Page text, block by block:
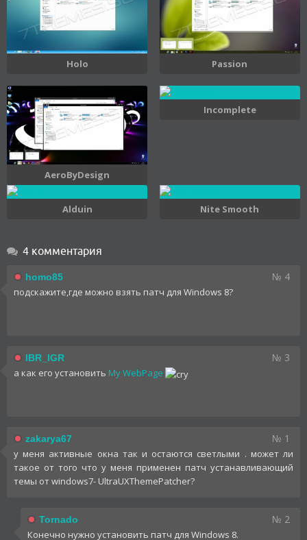
Holo Passion
AeroByDesign
Incomplete
Alduin Nite Smooth
4 комментария
homo85 № 4
подскажите,где можно взять патч для Windows 8?
IBR_IGR № 3
а как его установить My WebPage
zakarya67 № 1
у меня активные окна так и остаются светлыми . может ли
такое от того что у меня применен патч устанавливающий
темы от windows7- UltraUXThemePatcher?
Tornado № 2
Конечно нужно установить патч для Windows 8.